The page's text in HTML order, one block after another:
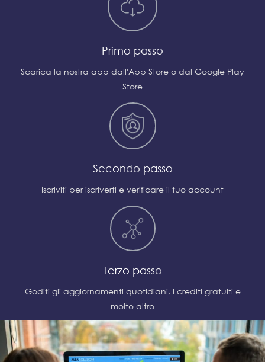
Primo passo
Scarica la nostra app dall'App Store o dal Google Play
Store
Secondo passo
Iscriviti per iscriverti e verificare il tuo account
Terzo passo
Goditi gli aggiornamenti quotidiani, i crediti gratuiti e
molto altro